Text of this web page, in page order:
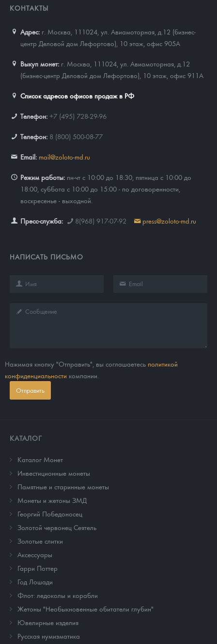
КОНТАКТЫ
Адрес: г. Москва, 111024 ул. Авиамоторная, д.12 (бизнес-
центр Деловой дом Лефортово), 10 этаж, офис 905А
Выкуп монет: г. Москва, 111024, ул. Авиамоторная, д.12
(бизнес-центр Деловой дом Лефортово), 10 этаж, офис 911А
Список адресов офисов продаж в РФ
Телефон: +7 (495) 728-29-96
Телефон: 8 (800) 500-08-77
Email: mail@zoloto-md.ru
Режим работы: пн-чт с 10:00 до 18:30, пятница с 10:00 до
18:00, суббота с 10:00 до 15:00 - по договоренности,
воскресенье - выходной.
Пресс-служба: 8(968) 917-07-92 press@zoloto-md.ru
НАПИСАТЬ ПИСЬМО
Нажимая кнопку "Отправить", вы соглашаетесь политикой
конфиденциальности компании.
Отправить
КАТАЛОГ
Каталог Монет
Инвестиционные монеты
Памятные и старинные монеты
Монеты и жетоны ЗМД
Георгий Победоносец
Золотой червонец Сеятель
Золотые слитки
Аксессуары
Гарри Поттер
Год Лошади
Флот: ледоколы и корабли
Жетоны "Необыкновенные обитатели глубин"
Ювелирные изделия
Русская нумизматика